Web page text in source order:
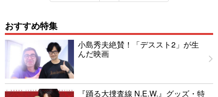
おすすめ特集
小島秀夫絶賛！「デススト2」が生
んだ映画
『踊る大捜査線 N.E.W.』グッズ・特